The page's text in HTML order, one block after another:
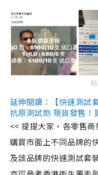
延伸閱讀：【快速測試
抗原測試劑 現貨發售
<< 提提大家，各零售
購買市面上不同品牌的
及該品牌的快速測試套